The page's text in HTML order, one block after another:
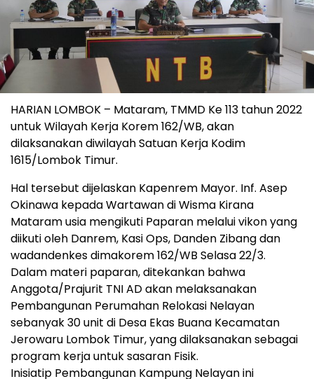
HARIAN LOMBOK – Mataram, TMMD Ke 113 tahun 2022
untuk Wilayah Kerja Korem 162/WB, akan
dilaksanakan diwilayah Satuan Kerja Kodim
1615/Lombok Timur.
Hal tersebut dijelaskan Kapenrem Mayor. Inf. Asep
Okinawa kepada Wartawan di Wisma Kirana
Mataram usia mengikuti Paparan melalui vikon yang
diikuti oleh Danrem, Kasi Ops, Danden Zibang dan
wadandenkes dimakorem 162/WB Selasa 22/3.
Dalam materi paparan, ditekankan bahwa
Anggota/Prajurit TNI AD akan melaksanakan
Pembangunan Perumahan Relokasi Nelayan
sebanyak 30 unit di Desa Ekas Buana Kecamatan
Jerowaru Lombok Timur, yang dilaksanakan sebagai
program kerja untuk sasaran Fisik.
Inisiatip Pembangunan Kampung Nelayan ini